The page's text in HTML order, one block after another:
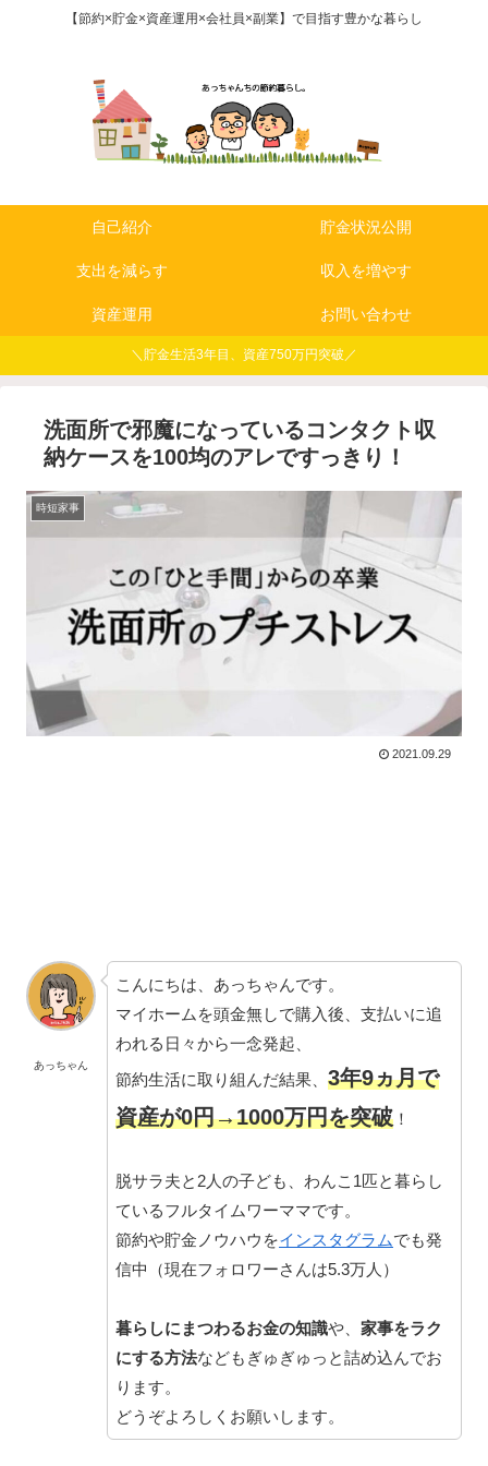
【節約×貯金×資産運用×会社員×副業】で目指す豊かな暮らし
自己紹介 貯金状況公開
支出を減らす 収入を増やす
資産運用 お問い合わせ
＼貯金生活3年目、資産750万円突破／
洗面所で邪魔になっているコンタクト収
納ケースを100均のアレですっきり！
時短家事
2021.09.29
あっちゃん
こんにちは、あっちゃんです。
マイホームを頭金無しで購入後、支払いに追
われる日々から一念発起、
節約生活に取り組んだ結果、 3年9ヵ月で
資産が0円→1000万円を突破 ！
脱サラ夫と2人の子ども、わんこ1匹と暮らし
ているフルタイムワーママです。
節約や貯金ノウハウをインスタグラムでも発
信中（現在フォロワーさんは5.3万人）
暮らしにまつわるお金の知識や、 家事をラク
にする方法などもぎゅぎゅっと詰め込んでお
ります。
どうぞよろしくお願いします。